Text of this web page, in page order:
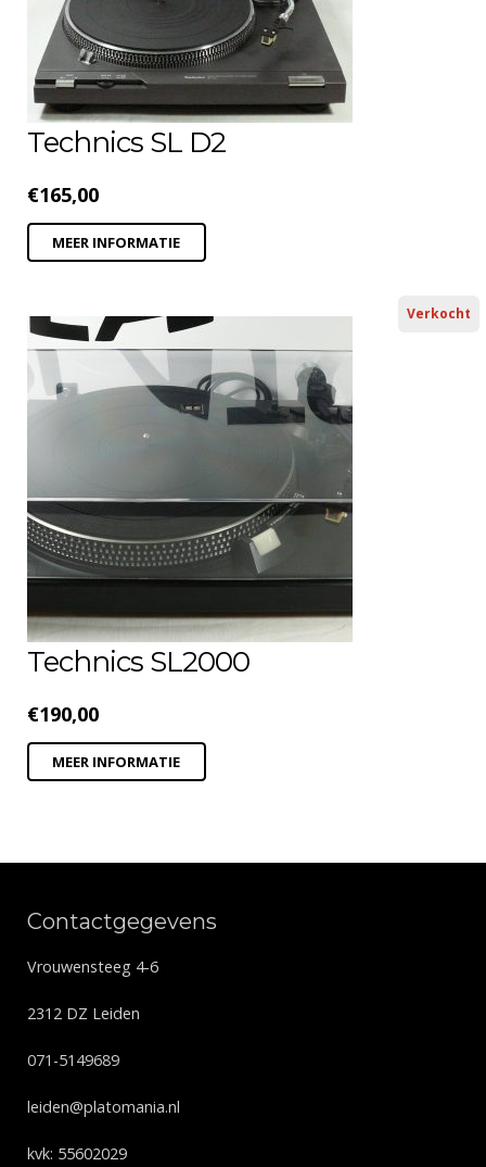
Technics SL D2
€165,00
MEER INFORMATIE
Verkocht
Technics SL2000
€190,00
MEER INFORMATIE
Contactgegevens
Vrouwensteeg 4-6
2312 DZ Leiden
071-5149689
leiden@platomania.nl
kvk: 55602029